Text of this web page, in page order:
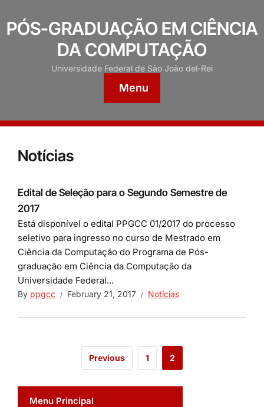
PÓS-GRADUAÇÃO EM CIÊNCIA
DA COMPUTAÇÃO
Universidade Federal de São João del-Rei
Menu
Notícias
Edital de Seleção para o Segundo Semestre de
2017
Está disponível o edital PPGCC 01/2017 do processo
seletivo para ingresso no curso de Mestrado em
Ciência da Computação do Programa de Pós-
graduação em Ciência da Computação da
Universidade Federal...
By ppgcc February 21, 2017 Notícias
Previous 1 2
Menu Principal